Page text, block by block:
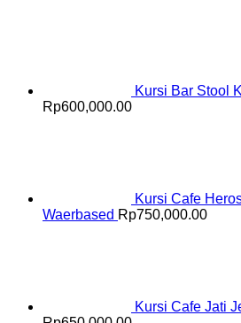
Kursi Bar Stool
Rp600,000.00
Kursi Cafe
Waerbased Rp750,000.00
Kursi Cafe Jati